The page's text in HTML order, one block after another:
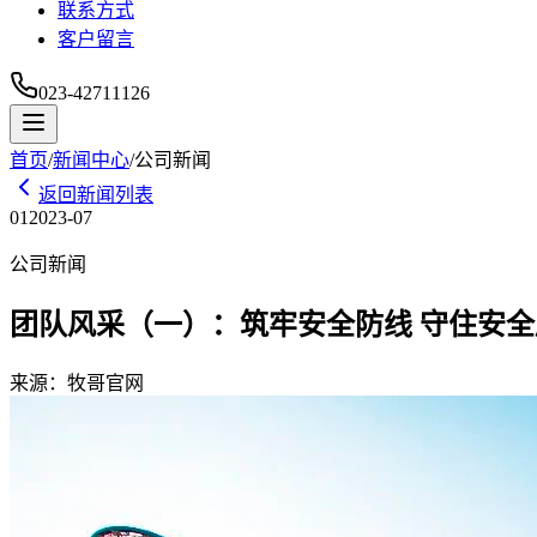
联系方式
客户留言
023-42711126
首页/新闻中心/公司新闻
返回新闻列表
01 2023-07
公司新闻
团队风采（一）：筑牢安全防线 守住安
来源： 牧哥官网